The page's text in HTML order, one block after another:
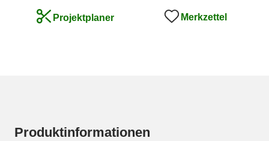
Projektplaner Merkzettel
Produktinformationen